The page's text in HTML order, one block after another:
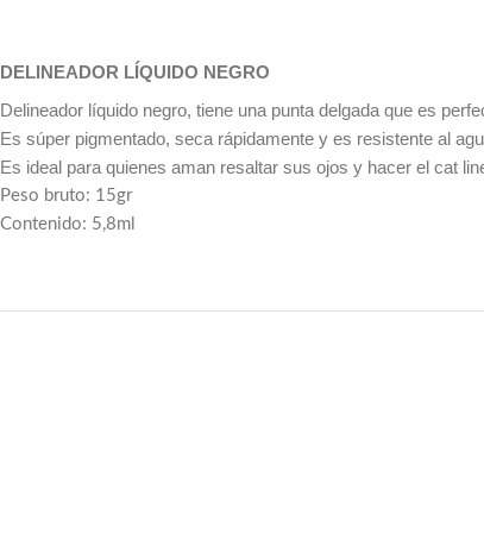
DELINEADOR LÍQUIDO NEGRO
Delineador líquido negro, tiene una punta delgada que es
Es súper pigmentado, seca rápidamente y es resistente al
Es ideal para quienes aman resaltar sus ojos y hacer el cat
Peso bruto: 15gr
Contenido: 5,8ml